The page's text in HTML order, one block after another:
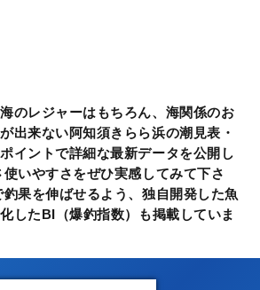
のレジャーはもちろん、海関係のお
出来ない阿知須きらら浜の潮見表・
イントで詳細な最新データを公開し
いやすさをぜひ実感してみて下さ
果を伸ばせるよう、独自開発した魚
したBI（爆釣指数）も掲載していま